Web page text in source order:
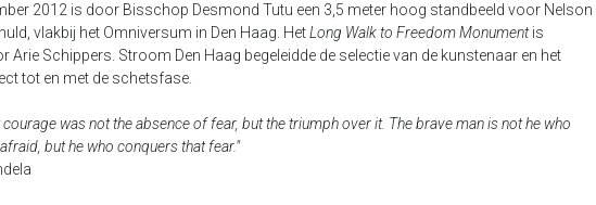
2012 is door Bisschop Desmond Tutu een 3,5 meter hoog standbeeld voor Nelson
vlakbij het Omniversum in Den Haag. HetLong Walk to Freedom Monumentis
Arie Schippers. Stroom Den Haag begeleidde de selectie van de kunstenaar en het
tot en met de schetsfase.
courage was not the absence of fear, but the triumph over it. The brave man is not he who
but he who conquers that fear."